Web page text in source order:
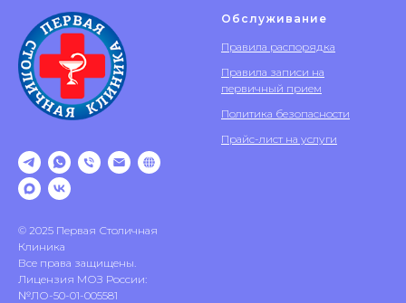
© 2025 Первая Столичная
Клиника
Все права защищены.
Лицензия МОЗ России:
№ЛО-50-01-005581
Обслуживание
Правила распорядка
Правила записи на
первичный прием
Политика безопасности
Прайс-лист на услуги